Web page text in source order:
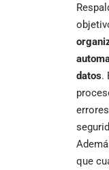
datos.
que